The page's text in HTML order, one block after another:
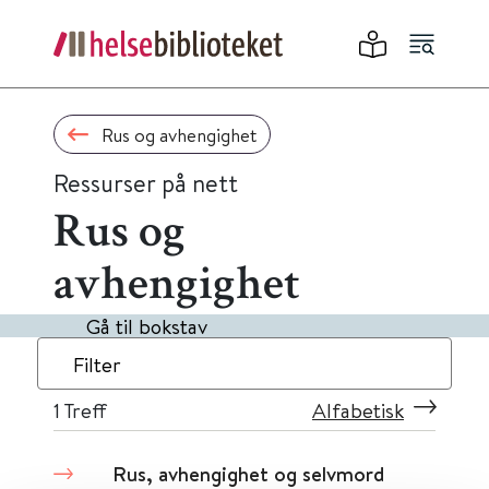
Rus og avhengighet
Ressurser på nett
Rus og
avhengighet
Gå til bokstav
Filter
1 Treff Alfabetisk
Rus, avhengighet og selvmord